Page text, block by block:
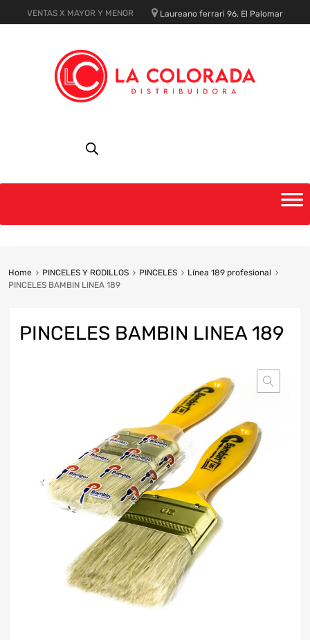
VENTAS X MAYOR Y MENOR Laureano ferrari 96, El Palomar
content
Home PINCELES Y RODILLOS PINCELES
Línea 189 profesional
PINCELES BAMBIN LINEA 189
PINCELES BAMBIN LINEA 189